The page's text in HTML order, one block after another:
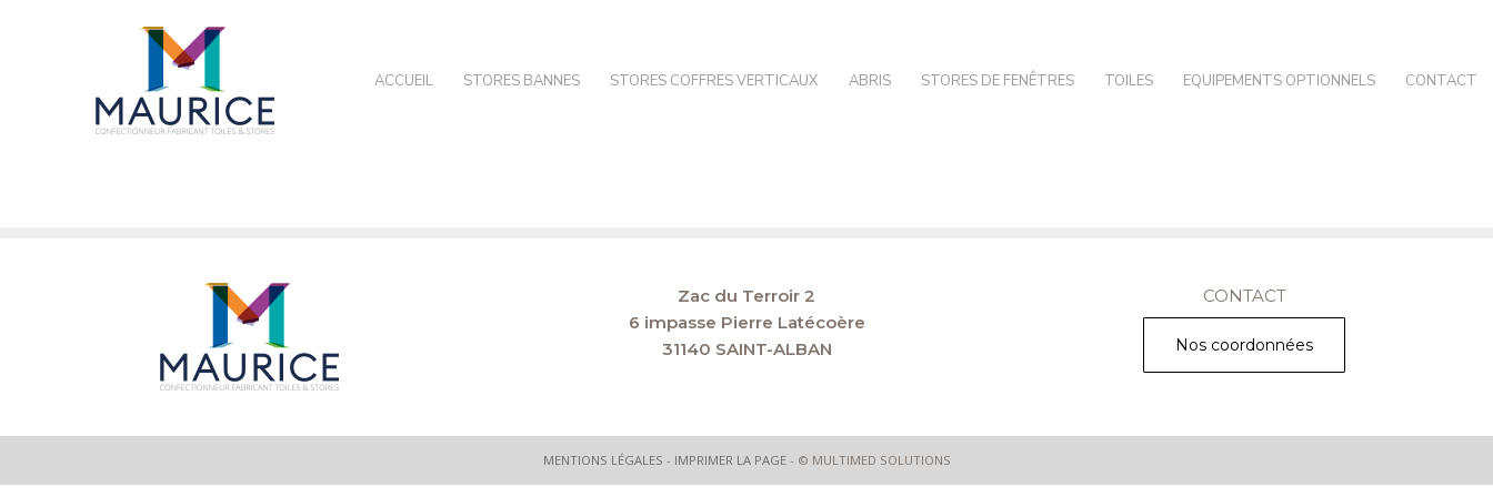
ACCUEIL STORES BANNES STORES COFFRES VERTICAUX ABRIS STORES DE FENÊTRES TOILES EQUIPEMENTS OPTIONNELS CONTACT
Zac du Terroir 2
6 impasse Pierre Latécoère
31140 SAINT-ALBAN
CONTACT
Nos coordonnées
MENTIONS LÉGALES - IMPRIMER LA PAGE- © MULTIMED SOLUTIONS